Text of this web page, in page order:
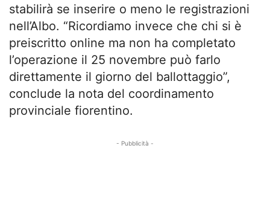
stabilirà se inserire o meno le registrazioni
nell’Albo. “Ricordiamo invece che chi si è
preiscritto online ma non ha completato
l’operazione il 25 novembre può farlo
direttamente il giorno del ballottaggio”,
conclude la nota del coordinamento
provinciale fiorentino.
- Pubblicità -